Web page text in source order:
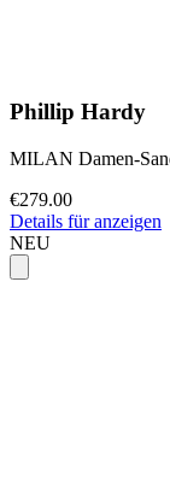
Phillip Hardy
MILAN Damen-
€279.00
Details für anzeigen
NEU